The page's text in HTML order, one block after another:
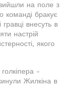
вийшли на поле з
команді бракує
внесуть в
настрій
якого
-
Жилкіна в